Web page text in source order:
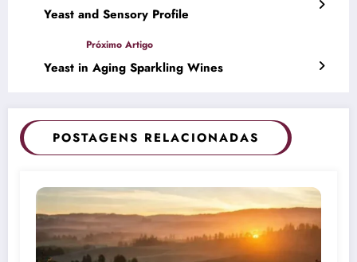
Yeast and Sensory Profile
Yeast in Aging Sparkling Wines
POSTAGENS RELACIONADAS